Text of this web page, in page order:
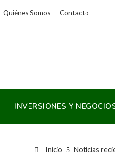
Quiénes Somos Contacto
INVERSIONES Y
Inicio Noticias